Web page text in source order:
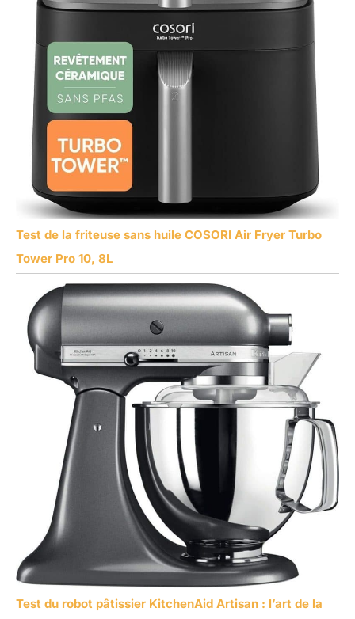
Test de la friteuse sans huile COSORI Air Fryer Turbo
Tower Pro 10, 8L
Test du robot pâtissier KitchenAid Artisan : l’art de la